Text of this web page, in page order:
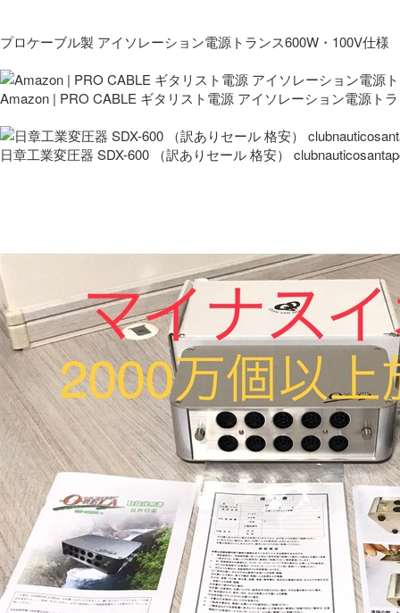
プロケーブル製 アイソレーション電源トランス600W・100V仕様
Amazon | PRO CABLE ギタリスト電源 アイソレーション電源ト
日章工業変圧器 SDX-600 （訳ありセール 格安）